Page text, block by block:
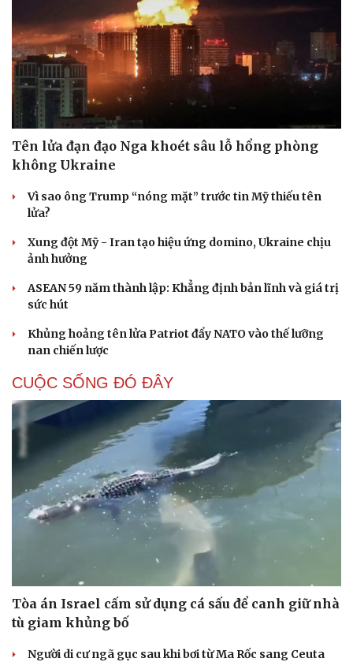
Tên lửa đạn đạo Nga khoét sâu lỗ hổng phòng
không Ukraine
Vì sao ông Trump “nóng mặt” trước tin Mỹ thiếu tên
lửa?
Xung đột Mỹ - Iran tạo hiệu ứng domino, Ukraine chịu
ảnh hưởng
ASEAN 59 năm thành lập: Khẳng định bản lĩnh và giá trị
sức hút
Khủng hoảng tên lửa Patriot đẩy NATO vào thế lưỡng
nan chiến lược
CUỘC SỐNG ĐÓ ĐÂY
Tòa án Israel cấm sử dụng cá sấu để canh giữ nhà
tù giam khủng bố
Người di cư ngã gục sau khi bơi từ Ma Rốc sang Ceuta